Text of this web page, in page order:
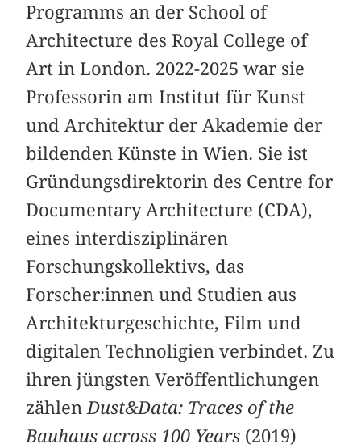
Programms an der School of
Architecture des Royal College of
Art in London. 2022-2025 war sie
Professorin am Institut für Kunst
und Architektur der Akademie der
bildenden Künste in Wien. Sie ist
Gründungsdirektorin des Centre for
Documentary Architecture (CDA),
eines interdisziplinären
Forschungskollektivs, das
Forscher:innen und Studien aus
Architekturgeschichte, Film und
digitalen Technoligien verbindet. Zu
ihren jüngsten Veröffentlichungen
zählenDust&Data: Traces of the
Bauhaus across 100 Years (2019)